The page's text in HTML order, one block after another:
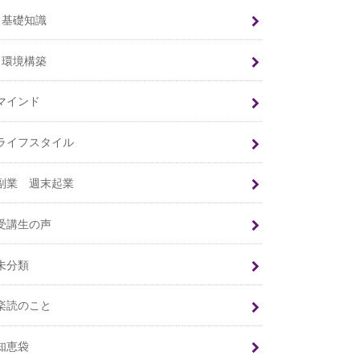
基礎知識
環境構築
インド
イフスタイル
業 週末起業
講生の声
分類
読のこと
恵袋